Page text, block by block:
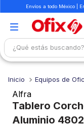
Envíos a todo México |
¿Qué estás
Equipos de
Alfra
Tablero
Aluminio 4802
1.
mochilas
2.
libretas
3.
cuaderno